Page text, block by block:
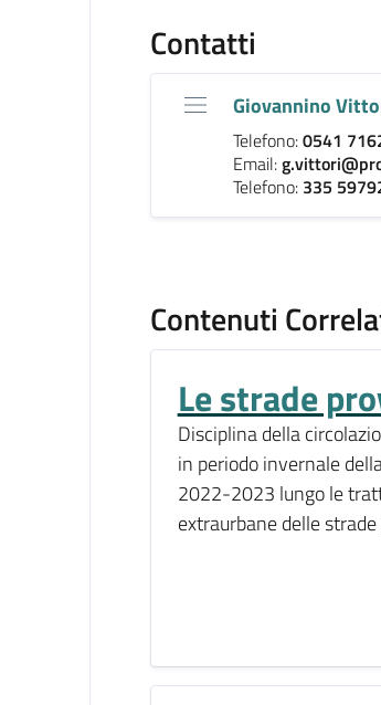
Contatti
Giovannino
Telefono:0541
Email:
Telefono: 335
Contenuti
Le strade
Disciplina della
in periodo invernale
2022-2023 lungo le
extraurbane delle